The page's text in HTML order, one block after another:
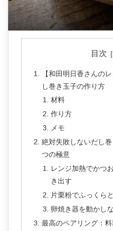
目次
【和田明日香さんの
し巻き玉子の作り方
材料
作り方
メモ
絶対失敗しないだし
つの極意
レンジ加熱でかつ
き出す
片栗粉でふっくら
卵焼き器を動かし
最高のペアリング：